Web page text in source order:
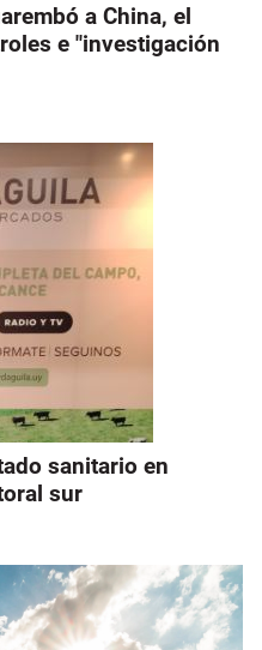
a China, el
e "investigación
sanitario en
sur